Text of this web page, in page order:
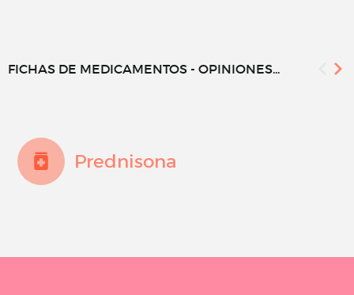
FICHAS DE MEDICAMENTOS - OPINIONES...
Prednisona